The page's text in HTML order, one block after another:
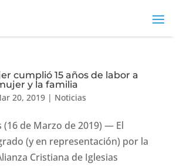
cumplió 15 años de labor a
y la familia
20, 2019| Noticias
(16 de Marzo de 2019) — El
(y en representación) por la
Cristiana de Iglesias